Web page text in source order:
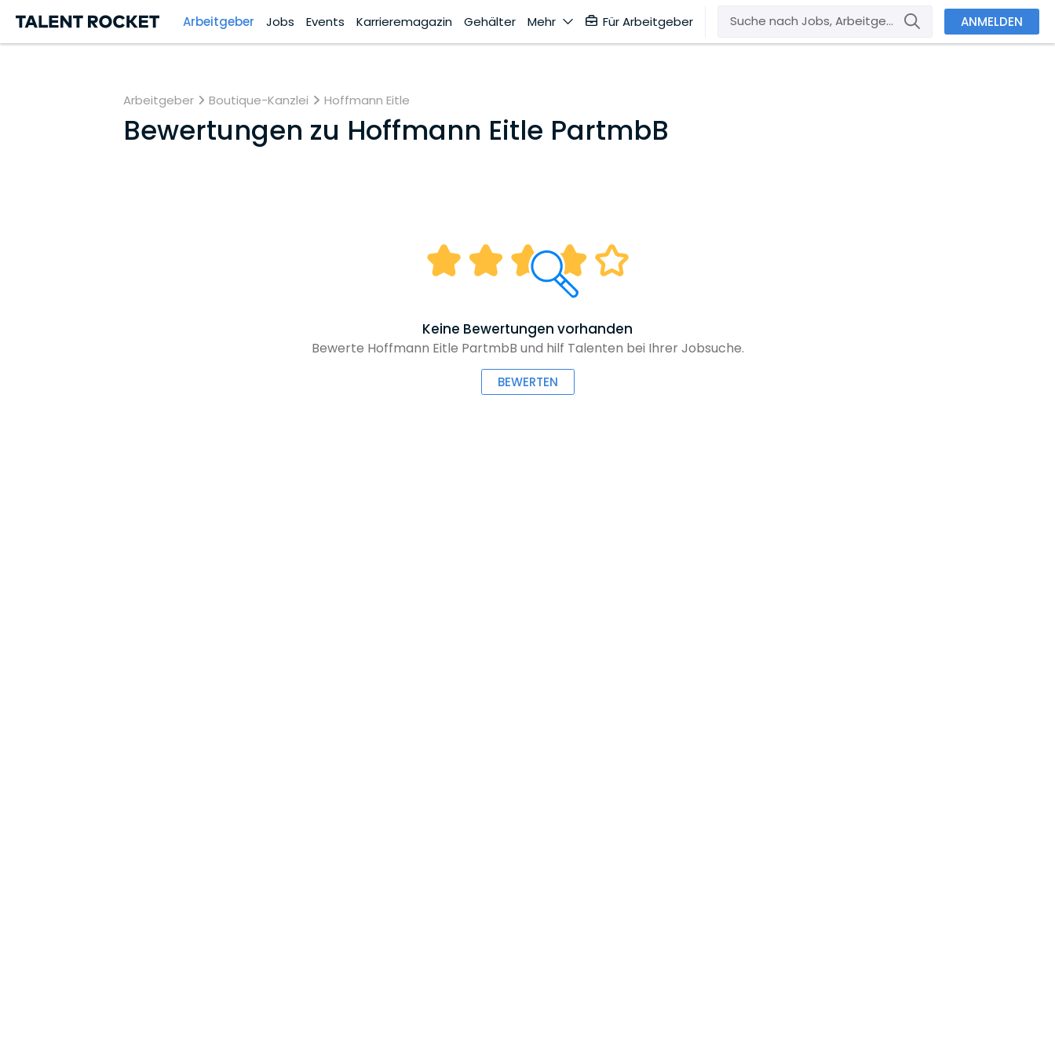
Arbeitgeber Jobs Events Karrieremagazin Gehälter Mehr Für Arbeitgeber ANMELDEN
Arbeitgeber Boutique-Kanzlei Hoffmann Eitle
Bewertungen zu Hoffmann Eitle PartmbB
Keine Bewertungen vorhanden
Bewerte Hoffmann Eitle PartmbB und hilf Talenten bei Ihrer Jobsuche.
BEWERTEN